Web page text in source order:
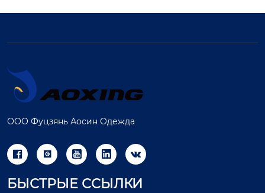
ООО Фуцзянь Аосин Одежда
    
БЫСТРЫЕ ССЫЛКИ